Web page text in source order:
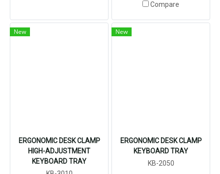
Compare
New
ERGONOMIC DESK CLAMP
HIGH-ADJUSTMENT
KEYBOARD TRAY
New
ERGONOMIC DESK CLAMP
KEYBOARD TRAY
KB-2050